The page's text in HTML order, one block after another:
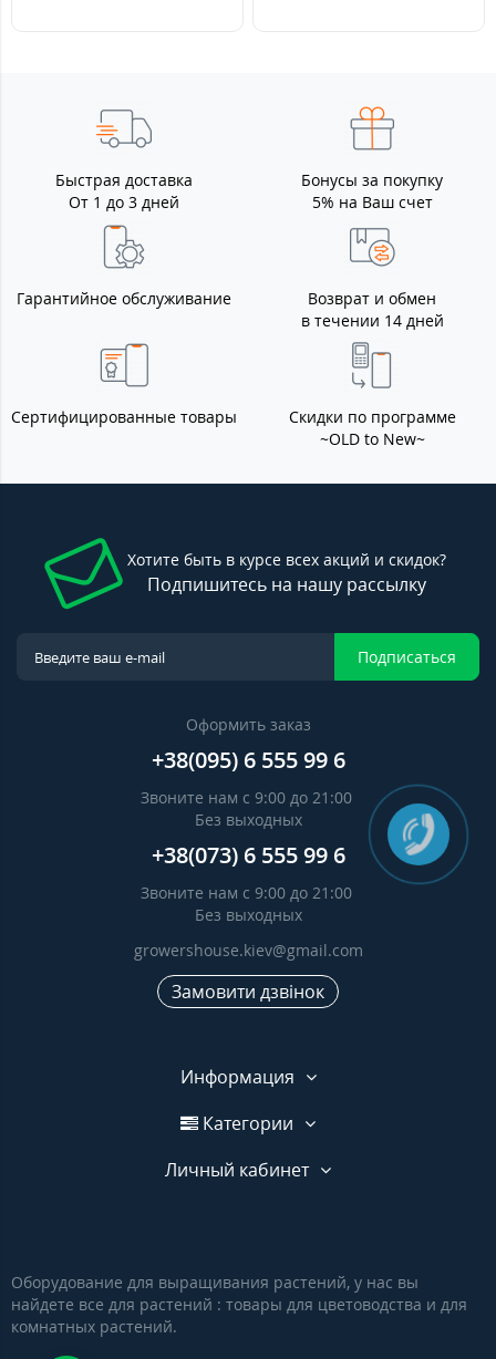
Быстрая доставка
От 1 до 3 дней
Бонусы за покупку
5% на Ваш счет
Гарантийное обслуживание
Возврат и обмен
в течении 14 дней
Сертифицированные товары
Скидки по программе
~OLD to New~
Хотите быть в курсе всех акций и скидок?
Подпишитесь на нашу рассылку
Подписаться
Оформить заказ
+38(095) 6 555 99 6
Звоните нам с 9:00 до 21:00
Без выходных
+38(073) 6 555 99 6
Звоните нам с 9:00 до 21:00
Без выходных
growershouse.kiev@gmail.com
Замовити дзвінок
Информация
Категории
Личный кабинет
Оборудование для выращивания растений, у нас вы
найдете все для растений : товары для цветоводства и для
комнатных растений.